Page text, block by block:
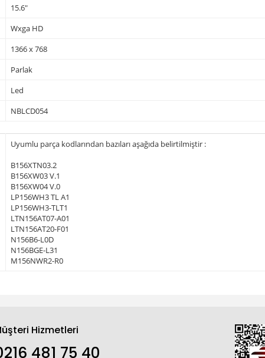
15.6"
Wxga HD
1366 x 768
Parlak
Led
NBLCD054
Uyumlu parça kodlarından bazıları aşağıda belirtilmiştir :
B156XTN03.2
B156XW03 V.1
B156XW04 V.0
LP156WH3 TL A1
LP156WH3-TLT1
LTN156AT07-A01
LTN156AT20-F01
N156B6-L0D
N156BGE-L31
M156NWR2-R0
Hizmetleri
481 75 40